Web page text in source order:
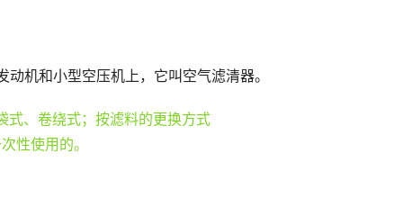
机和小型空压机上，它叫空气滤清器。